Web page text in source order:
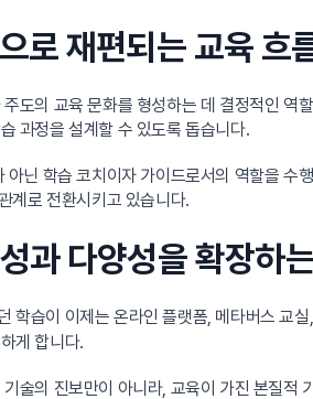
로 재편되는 교육 흐
도의 교육 문화를 형성하는 데 결정적인 역
과정을 설계할 수 있도록 돕습니다.
닌 학습 코치이자 가이드로서의 역할을 수
계로 전환시키고 있습니다.
과 다양성을 확장하
학습이 이제는 온라인 플랫폼, 메타버스 교
게 합니다.
기술의 진보만이 아니라, 교육이 가진 본질